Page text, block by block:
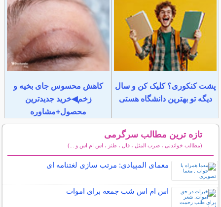
پشت کنکوری؟ کلیک کن و سال
دیگه تو بهترین دانشگاه هستی
کاهش محسوس جای بخیه و
زخم◀خرید جدیدترین
محصول+مشاوره
تازه ترین مطالب سرگرمی
(مطالب خواندنی ، ضرب المثل ، فال ، طنز ، اس ام اس و ...)
معمای المپیادی: مرتب سازی لغتنامه ای
اس ام اس شب جمعه برای اموات